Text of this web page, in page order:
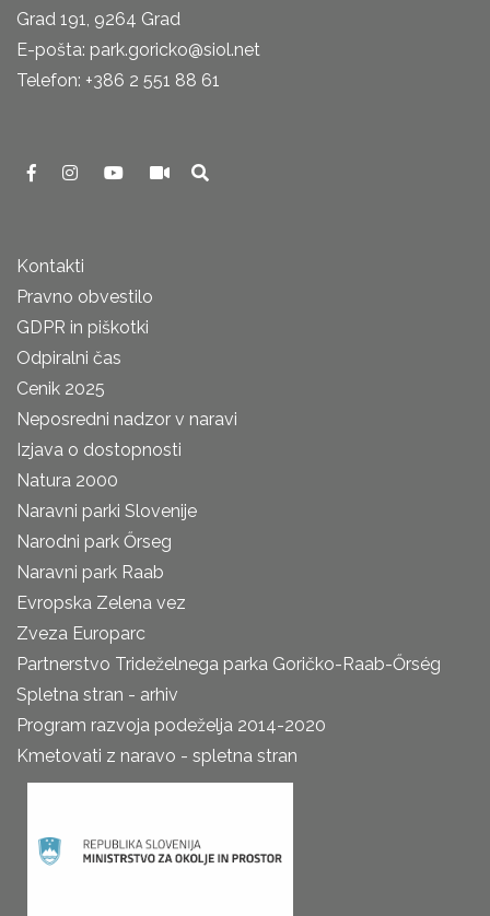
Grad 191, 9264 Grad
E-pošta: park.goricko@siol.net
Telefon: +386 2 551 88 61
Kontakti
Pravno obvestilo
GDPR in piškotki
Odpiralni čas
Cenik 2025
Neposredni nadzor v naravi
Izjava o dostopnosti
Natura 2000
Naravni parki Slovenije
Narodni park Őrseg
Naravni park Raab
Evropska Zelena vez
Zveza Europarc
Partnerstvo Trideželnega parka Goričko-Raab-Őrség
Spletna stran - arhiv
Program razvoja podeželja 2014-2020
Kmetovati z naravo - spletna stran